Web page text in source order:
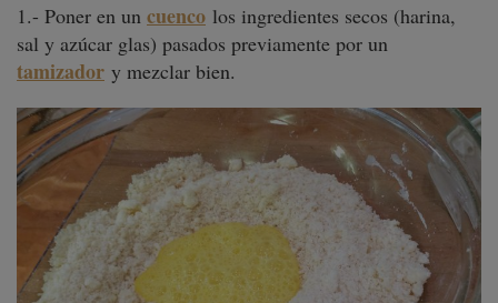
1.- Poner en un cuenco los ingredientes secos (harina,
sal y azúcar glas) pasados previamente por un
tamizador y mezclar bien.